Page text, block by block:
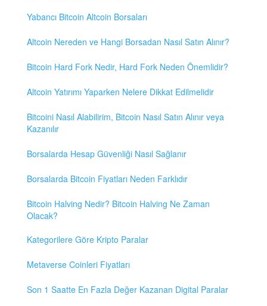
Yabancı Bitcoin Altcoin Borsaları
Altcoin Nereden ve Hangi Borsadan Nasıl Satın Alınır?
Bitcoin Hard Fork Nedir, Hard Fork Neden Önemlidir?
Altcoin Yatırımı Yaparken Nelere Dikkat Edilmelidir
Bitcoini Nasıl Alabilirim, Bitcoin Nasıl Satın Alınır veya
Kazanılır
Borsalarda Hesap Güvenliği Nasıl Sağlanır
Borsalarda Bitcoin Fiyatları Neden Farklıdır
Bitcoin Halving Nedir? Bitcoin Halving Ne Zaman
Olacak?
Kategorilere Göre Kripto Paralar
Metaverse Coinleri Fiyatları
Son 1 Saatte En Fazla Değer Kazanan Digital Paralar